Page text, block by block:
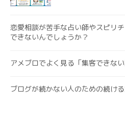
恋愛相談が苦手な占い師やスピリ
できないんでしょうか？
アメブロでよく見る「集客できな
ブログが続かない人のための続け